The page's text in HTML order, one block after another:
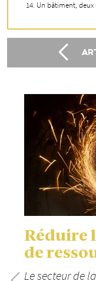
Un bâtiment, deux
Réduire
de
Le secteur de